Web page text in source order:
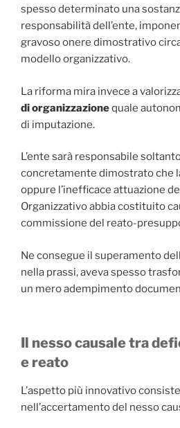
spesso determinato una
responsabilità dell’ente,
gravoso onere dimostrativo
modello organizzativo.
La riforma mira invece a
di organizzazionequale
di imputazione.
L’ente sarà responsabile
concretamente dimostrato che
oppure l’inefficace attuazione
Organizzativo abbia costituito
commissione del reato-
Ne consegue il superamento
nella prassi, aveva spesso
un mero adempimento
Il nesso causale tra
e reato
L’aspetto più innovativo
nell’accertamento del nesso